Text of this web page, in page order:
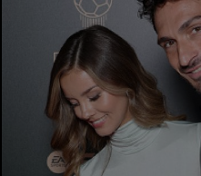
Handbal
Natație
Formula 1
Gimnastică
Auto